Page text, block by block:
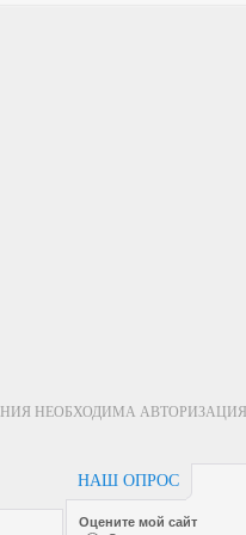
НЕОБХОДИМА АВТОРИЗАЦИЯ
НАШ ОПРОС
Оцените мой сайт